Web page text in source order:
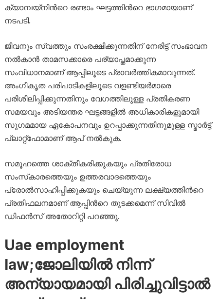
ക്യാമ്പയ്നിന്‍റെ രണ്ടാം ഘട്ടത്തിന്‍റെ ഭാഗമായാണ്
നടപടി.
ജീവനും സ്വത്തും സംരക്ഷിക്കുന്നതിന് നേരിട്ട് സംഭാവന
നല്‍കാന്‍ താമസക്കാരെ പര്യാപ്തമാക്കുന്ന
സംവിധാനമാണ് ആപ്പിലൂടെ പ്രാവര്‍ത്തികമാവുന്നത്.
അംഗീകൃത പരിപാടികളിലൂടെ വളണ്ടിയര്‍മാരെ
പരിശീലിപ്പിക്കുന്നതിനും വേഗത്തിലുള്ള പ്രതികരണ
സമയവും അടിയന്തര ഘട്ടങ്ങളില്‍ അധികാരികളുമായി
സുഗമമായ ഏകോപനവും ഉറപ്പാക്കുന്നതിനുമുള്ള സ്മാര്‍ട്ട്
പ്ലാറ്റ്‌ഫോമാണ് ആപ് നല്‍കുക.
സമൂഹത്തെ ശാക്തീകരിക്കുകയും പ്രതിരോധ
സംസ്‌കാരത്തെയും ഉത്തരവാദത്തെയും
പ്രോല്‍സാഹിപ്പിക്കുകയും ചെയ്യുന്ന ലക്ഷ്യത്തിന്‍റെ
പ്രതിഫലനമാണ് ആപ്പിന്‍റെ തുടക്കമെന്ന് സിവില്‍
ഡിഫന്‍സ് അതോറിറ്റി പറഞ്ഞു.
Uae employment
law;ജോലിയിൽ നിന്ന്
അന്യായമായി പിരിച്ചുവിട്ടാൽ